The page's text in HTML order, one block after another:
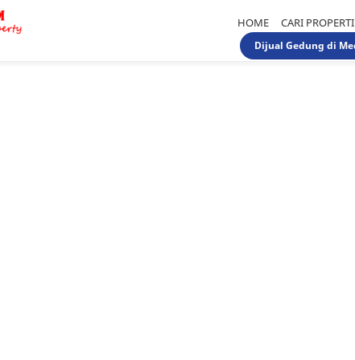
HOME CARI PROPERTI